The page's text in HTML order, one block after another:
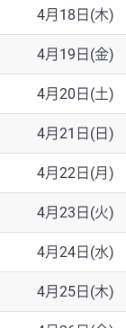
4月18日(木)
4月19日(金)
4月20日(土)
4月21日(日)
4月22日(月)
4月23日(火)
4月24日(水)
4月25日(木)